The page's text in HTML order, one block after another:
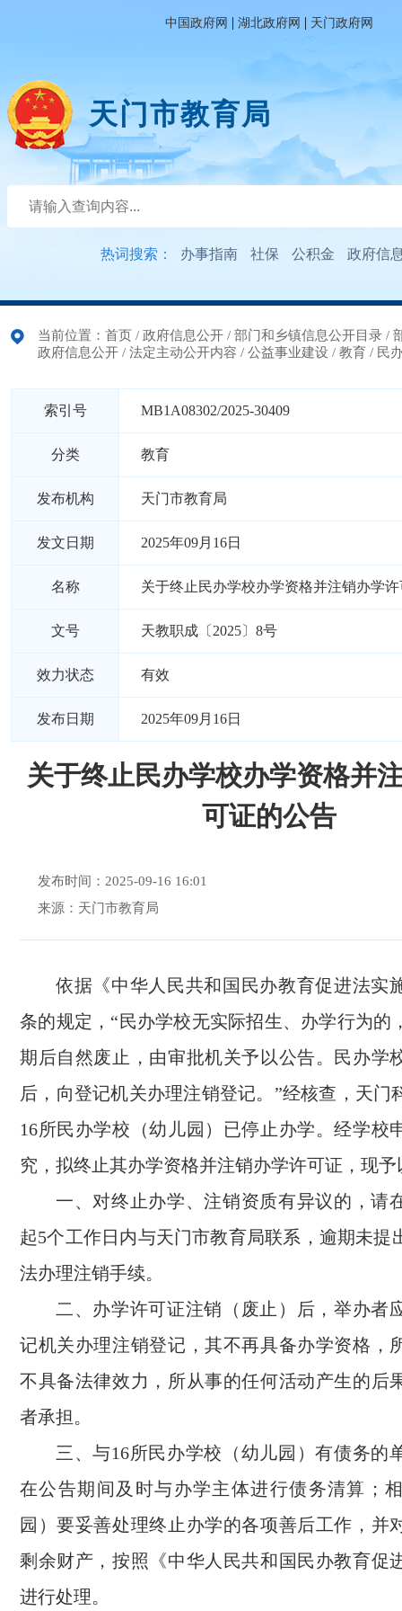
中国政府网 | 湖北政府网 | 天门政府网
天门市教育局
热词搜索： 办事指南 社保 公积金 政府信
当前位置： 首页 / 政府信息公开 / 部门和乡镇信息公开目录 /
政府信息公开 / 法定主动公开内容 / 公益事业建设 / 教育 / 民
索引号 MB1A08302/2025-30409
分类 教育
发布机构 天门市教育局
发文日期 2025年09月16日
名称 关于终止民办学校办学资格并注销办学
文号 天教职成〔2025〕8号
效力状态 有效
发布日期 2025年09月16日
关于终止民办学校办学资格并
可证的公告
发布时间：2025-09-16 16:01
来源：天门市教育局
依据《中华人民共和国民办教育促进法实
条的规定，“民办学校无实际招生、办学行为的
期后自然废止，由审批机关予以公告。民办学
后，向登记机关办理注销登记。”经核查，天门
16所民办学校（幼儿园）已停止办学。经学校
究，拟终止其办学资格并注销办学许可证，现予
一、对终止办学、注销资质有异议的，请
起5个工作日内与天门市教育局联系，逾期未提
法办理注销手续。
二、办学许可证注销（废止）后，举办者
记机关办理注销登记，其不再具备办学资格，
不具备法律效力，所从事的任何活动产生的后
者承担。
三、与16所民办学校（幼儿园）有债务的
在公告期间及时与办学主体进行债务清算；
园）要妥善处理终止办学的各项善后工作，并
剩余财产，按照《中华人民共和国民办教育促
进行处理。